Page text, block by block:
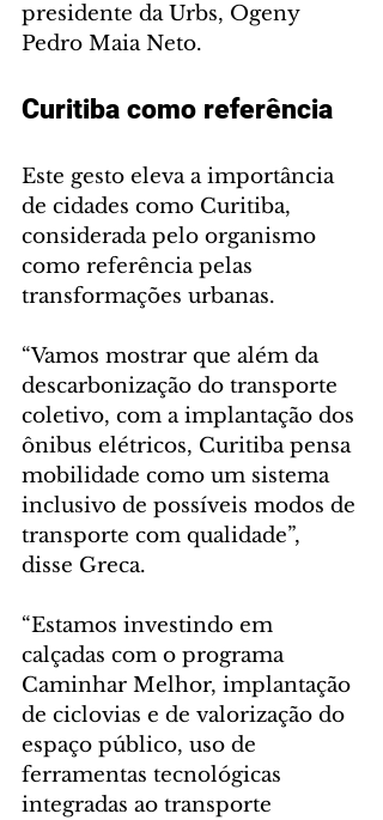
presidente da Urbs, Ogeny
Pedro Maia Neto.
Curitiba como referência
Este gesto eleva a importância
de cidades como Curitiba,
considerada pelo organismo
como referência pelas
transformações urbanas.
“Vamos mostrar que além da
descarbonização do transporte
coletivo, com a implantação dos
ônibus elétricos, Curitiba pensa
mobilidade como um sistema
inclusivo de possíveis modos de
transporte com qualidade”,
disse Greca.
“Estamos investindo em
calçadas com o programa
Caminhar Melhor, implantação
de ciclovias e de valorização do
espaço público, uso de
ferramentas tecnológicas
integradas ao transporte